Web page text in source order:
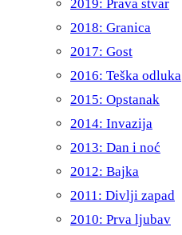
2019: Prava stvar
2018: Granica
2017: Gost
2016: Teška odluka
2015: Opstanak
2014: Invazija
2013: Dan i noć
2012: Bajka
2011: Divlji zapad
2010: Prva ljubav